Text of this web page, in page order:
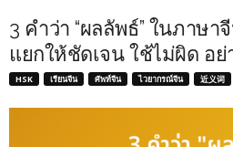
3 คำว่า “ผลลัพธ์” ในภาษ
แยกให้ชัดเจน ใช้ไม่ผิด อ
HSK เรียนจีน ศัพท์จีน ไวยากรณ์จีน 近义词